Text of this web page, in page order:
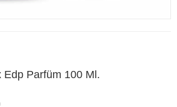
Parfüm 100 Ml.